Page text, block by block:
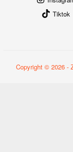
Tiktok
Copyright © 2026 -